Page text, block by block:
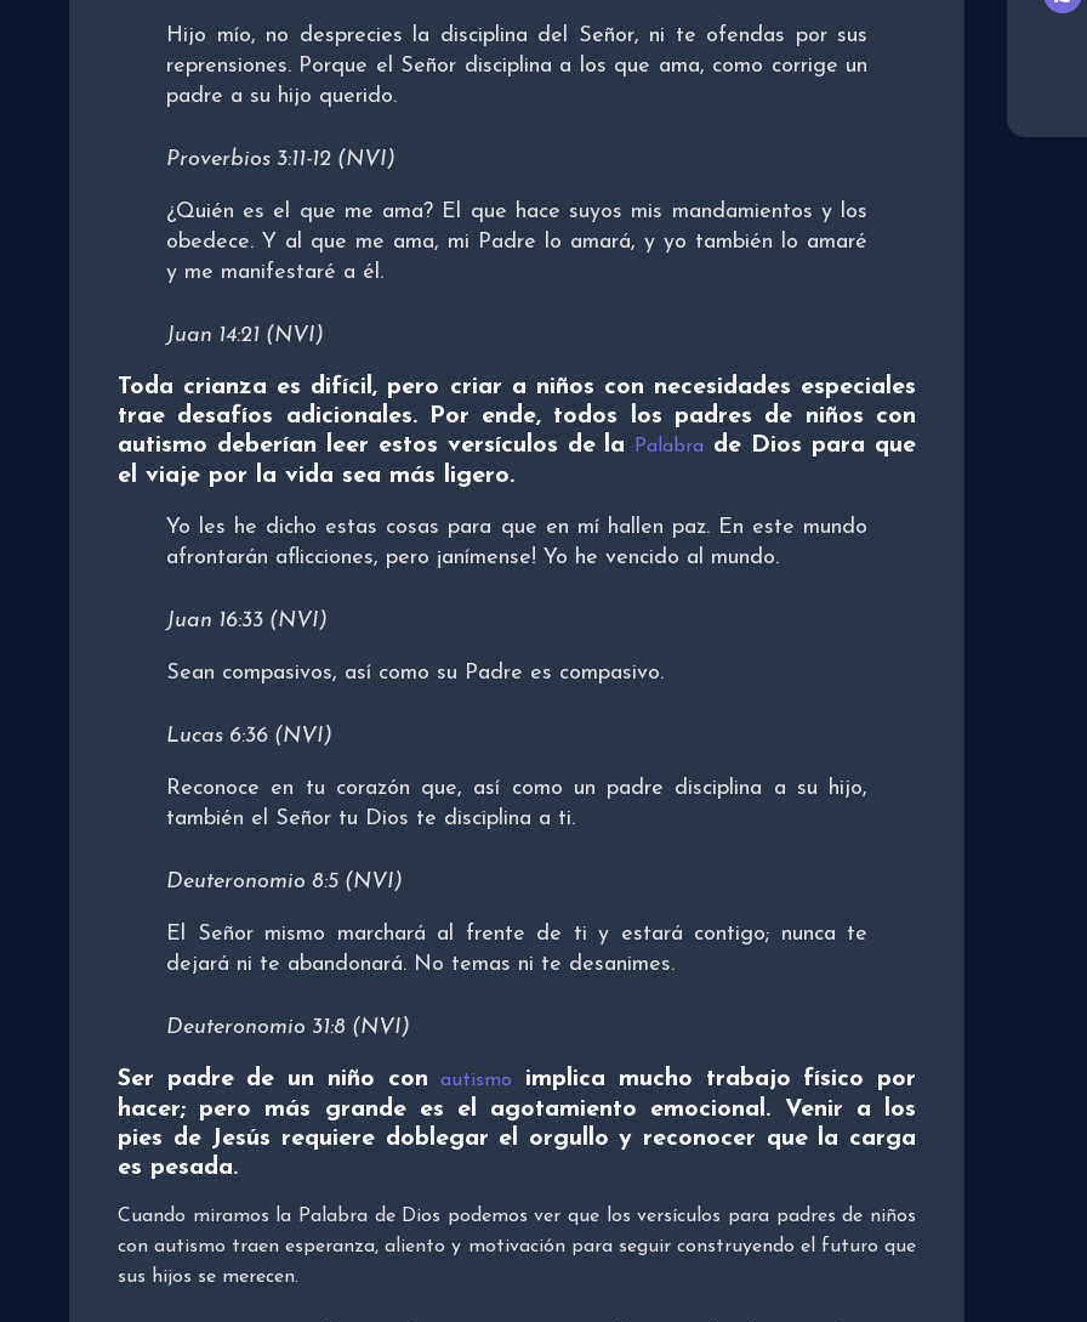
Hijo mío, no desprecies la disciplina del Señor, ni te ofendas por sus
reprensiones. Porque el Señor disciplina a los que ama, como corrige un
padre a su hijo querido.
Proverbios 3:11-12 (NVI)
¿Quién es el que me ama? El que hace suyos mis mandamientos y los
obedece. Y al que me ama, mi Padre lo amará, y yo también lo amaré
y me manifestaré a él.
Juan 14:21 (NVI)
Toda crianza es difícil, pero criar a niños con necesidades especiales
trae desafíos adicionales. Por ende, todos los padres de niños con
autismo deberían leer estos versículos de la
Palabra
de Dios para que
el viaje por la vida sea más ligero.
Yo les he dicho estas cosas para que en mí hallen paz. En este mundo
afrontarán aflicciones, pero ¡anímense! Yo he vencido al mundo.
Juan 16:33 (NVI)
Sean compasivos, así como su Padre es compasivo.
Lucas 6:36 (NVI)
Reconoce en tu corazón que, así como un padre disciplina a su hijo,
también el Señor tu Dios te disciplina a ti.
Deuteronomio 8:5 (NVI)
El Señor mismo marchará al frente de ti y estará contigo; nunca te
dejará ni te abandonará. No temas ni te desanimes.
Deuteronomio 31:8 (NVI)
Ser padre de un niño conautismo
implica mucho trabajo físico por
hacer; pero más grande es el agotamiento emocional. Venir a los
pies de Jesús requiere doblegar el orgullo y reconocer que la carga
es pesada.
Cuando miramos la Palabra de Dios podemos ver que los versículos para padres de niños
con autismo traen esperanza, aliento y motivación para seguir construyendo el futuro que
sus hijos se merecen.